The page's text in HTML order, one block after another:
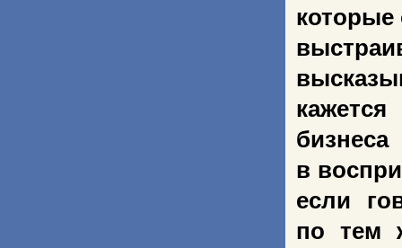
которые
в
если
по тем